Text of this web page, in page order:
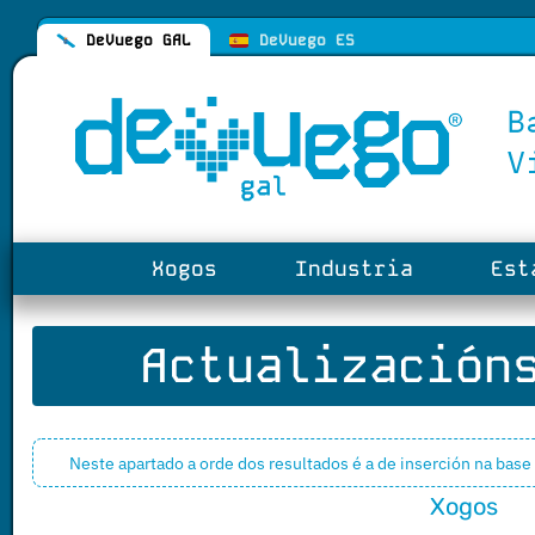
DeVuego GAL DeVuego ES
Xogos Industria
Neste apartado a orde dos resultados é a de inserción na
Xogos